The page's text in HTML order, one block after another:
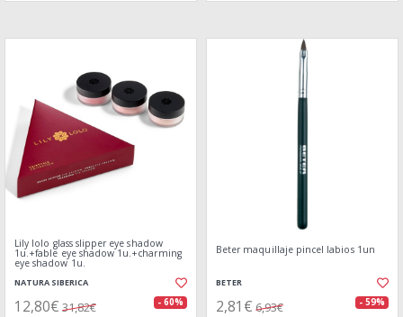
Lily lolo glass slipper eye shadow
1u.+fable eye shadow 1u.+charming
eye shadow 1u.
NATURA SIBERICA
12,80€ 31,82€ - 60%
Beter maquillaje pincel labios 1un
BETER
2,81€ 6,93€ - 59%